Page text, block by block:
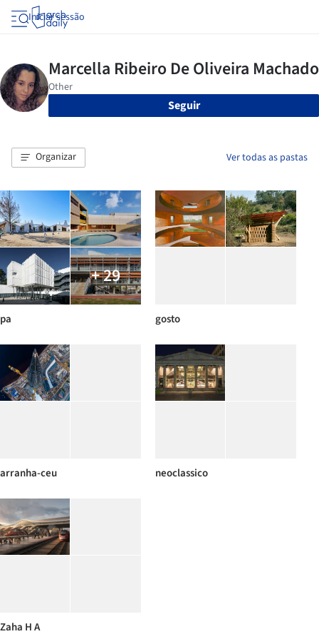
Iniciar sessão
Seguir
Organizar Ver todas as pastas
+ 29
pa gosto
arranha-ceu neoclassico
Zaha H A